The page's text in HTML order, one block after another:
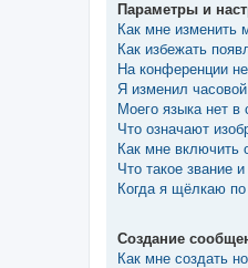
Параметры и
Как мне изменить
Как избежать
На конференции
Я изменил
Моего языка нет в
Что означают
Как мне включить
Что такое звание
Когда я щёлкаю
Создание
Как мне создать